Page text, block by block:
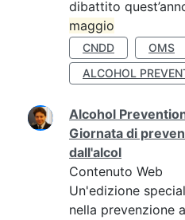
dibattito
maggio
CNDD
OMS
ALCOHOL
Alcohol
Giornata di
dall'alcol
Contenuto Web
Un'edizione
nella prevenzione